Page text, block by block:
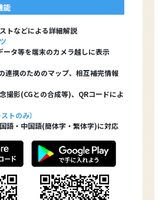
能
トなどによる詳細解説
ータ等を端末のカメラ越しに表示
連携のためのマップ、相互補完情報
撮影(CGとの合成等)、QRコードによ
トのみ〕
語・中国語(簡体字・繁体字)に対応